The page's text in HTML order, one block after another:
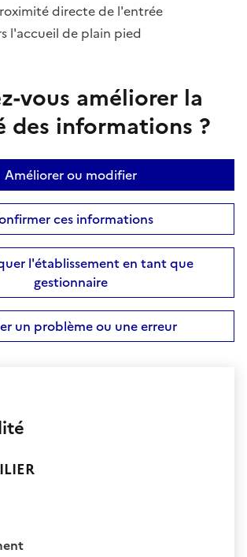
directe de l'entrée
l'accueil de plain pied
vous améliorer la
des informations ?
Améliorer ou modifier
ces informations
l'établissement en tant que
gestionnaire
un problème ou une erreur